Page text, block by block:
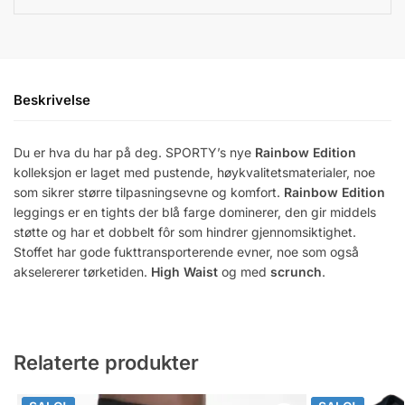
Beskrivelse
Du er hva du har på deg. SPORTY’s nye Rainbow Edition
kolleksjon er laget med pustende, høykvalitetsmaterialer, noe
som sikrer større tilpasningsevne og komfort. Rainbow Edition
leggings er en tights der blå farge dominerer, den gir middels
støtte og har et dobbelt fôr som hindrer gjennomsiktighet.
Stoffet har gode fukttransporterende evner, noe som også
akselererer tørketiden. High Waist og med scrunch.
Relaterte produkter